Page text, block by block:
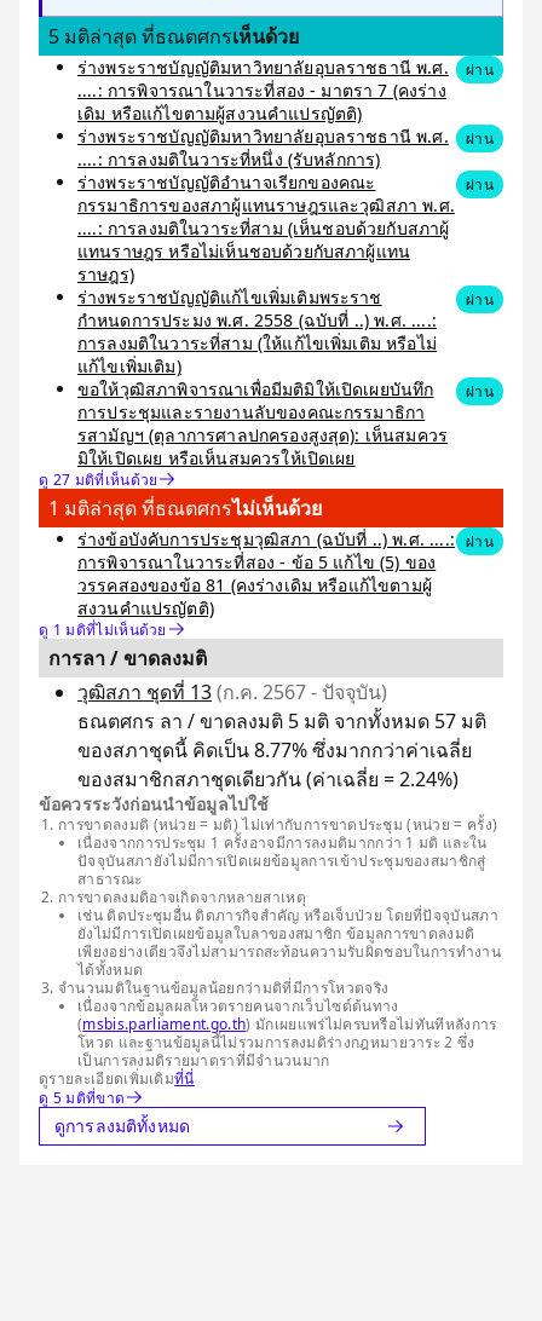
5 มติล่าสุด ที่ธณตศกรเห็นด้วย
ร่างพระราชบัญญัติมหาวิทยาลัยอุบลราชธานี พ.ศ.
....: การพิจารณาในวาระที่สอง - มาตรา 7 (คงร่าง
เดิม หรือแก้ไขตามผู้สงวนคำแปรญัตติ)
ผ่าน
ร่างพระราชบัญญัติมหาวิทยาลัยอุบลราชธานี พ.ศ.
....: การลงมติในวาระที่หนึ่ง (รับหลักการ)
ผ่าน
ร่างพระราชบัญญัติอำนาจเรียกของคณะ
กรรมาธิการของสภาผู้แทนราษฎรและวุฒิสภา พ.ศ.
....: การลงมติในวาระที่สาม (เห็นชอบด้วยกับสภาผู้
แทนราษฎร หรือไม่เห็นชอบด้วยกับสภาผู้แทน
ราษฎร)
ผ่าน
ร่างพระราชบัญญัติแก้ไขเพิ่มเติมพระราช
กำหนดการประมง พ.ศ. 2558 (ฉบับที่ ..) พ.ศ. ....:
การลงมติในวาระที่สาม (ให้แก้ไขเพิ่มเติม หรือไม่
แก้ไขเพิ่มเติม)
ผ่าน
ขอให้วุฒิสภาพิจารณาเพื่อมีมติมิให้เปิดเผยบันทึก
การประชุมและรายงานลับของคณะกรรมาธิกา
รสามัญฯ (ตุลาการศาลปกครองสูงสุด): เห็นสมควร
มิให้เปิดเผย หรือเห็นสมควรให้เปิดเผย
ผ่าน
ดู 27 มติที่เห็นด้วย
1 มติล่าสุด ที่ธณตศกรไม่เห็นด้วย
ร่างข้อบังคับการประชุมวุฒิสภา (ฉบับที่ ..) พ.ศ. ....:
การพิจารณาในวาระที่สอง - ข้อ 5 แก้ไข (5) ของ
วรรคสองของข้อ 81 (คงร่างเดิม หรือแก้ไขตามผู้
สงวนคำแปรญัตติ)
ผ่าน
ดู 1 มติที่ไม่เห็นด้วย
การลา / ขาดลงมติ
วุฒิสภา ชุดที่ 13(ก.ค. 2567 - ปัจจุบัน)
ธณตศกร ลา / ขาดลงมติ 5 มติ จากทั้งหมด 57 มติ
ของสภาชุดนี้ คิดเป็น 8.77% ซึ่งมากกว่าค่าเฉลี่ย
ของสมาชิกสภาชุดเดียวกัน (ค่าเฉลี่ย = 2.24%)
ข้อควรระวังก่อนนำข้อมูลไปใช้
การขาดลงมติ (หน่วย = มติ) ไม่เท่ากับการขาดประชุม (หน่วย = ครั้ง)
เนื่องจากการประชุม 1 ครั้งอาจมีการลงมติมากกว่า 1 มติ และใน
ปัจจุบันสภายังไม่มีการเปิดเผยข้อมูลการเข้าประชุมของสมาชิกสู่
สาธารณะ
การขาดลงมติอาจเกิดจากหลายสาเหตุ
เช่น ติดประชุมอื่น ติดภารกิจสำคัญ หรือเจ็บป่วย โดยที่ปัจจุบันสภา
ยังไม่มีการเปิดเผยข้อมูลใบลาของสมาชิก ข้อมูลการขาดลงมติ
เพียงอย่างเดียวจึงไม่สามารถสะท้อนความรับผิดชอบในการทำงาน
ได้ทั้งหมด
จำนวนมติในฐานข้อมูลน้อยกว่ามติที่มีการโหวตจริง
เนื่องจากข้อมูลผลโหวตรายคนจากเว็บไซต์ต้นทาง
(msbis.parliament.go.th) มักเผยแพร่ไม่ครบหรือไม่ทันทีหลังการ
โหวต และฐานข้อมูลนี้ไม่รวมการลงมติร่างกฎหมายวาระ 2 ซึ่ง
เป็นการลงมติรายมาตราที่มีจำนวนมาก
ดูรายละเอียดเพิ่มเติมที่นี่
ดู 5 มติที่ขาด
ดูการลงมติทั้งหมด